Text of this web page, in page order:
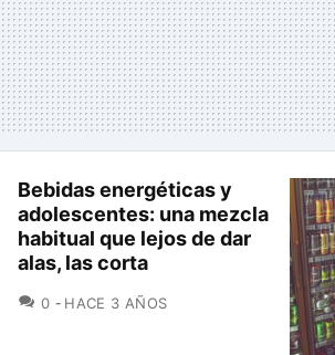
Bebidas energéticas y
adolescentes: una mezcla
habitual que lejos de dar
alas, las corta
0 COMENTARIOS
HACE 3 AÑOS